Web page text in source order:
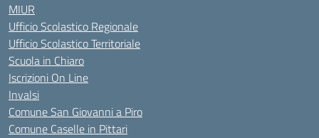
MIUR
Ufficio Scolastico Regionale
Ufficio Scolastico Territoriale
Scuola in Chiaro
Iscrizioni On Line
Invalsi
Comune San Giovanni a Piro
Comune Caselle in Pittari